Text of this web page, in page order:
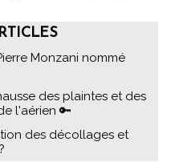
Monzani nommé
des plaintes et des
l'aérien 🔑
des décollages et